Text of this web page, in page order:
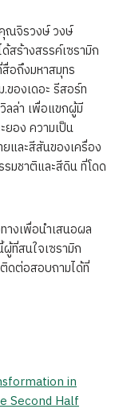
ณจิรวงษ์ วงษ์
สร้างสรรค์เซรามิก
อถึงมหาสมุทร
องเดอะ รีสอร์ท
ลล่า เพื่อแขกผู้มี
ยอง ความเป็น
และสีสันของเครื่อง
มชาติและสีดิน ที่โดด
างเพื่อนำเสนอผล
ที่สนใจเซรามิก
ดต่อสอบถามได้ที่
in
Second Half